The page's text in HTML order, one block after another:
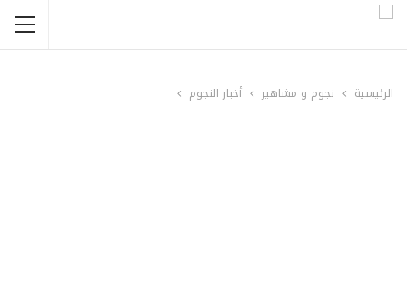
الرئيسية نجوم و مشاهير أخبار النجوم